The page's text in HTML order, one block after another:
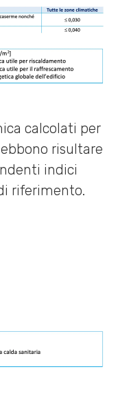
calcolati per
risultare
indici
riferimento.